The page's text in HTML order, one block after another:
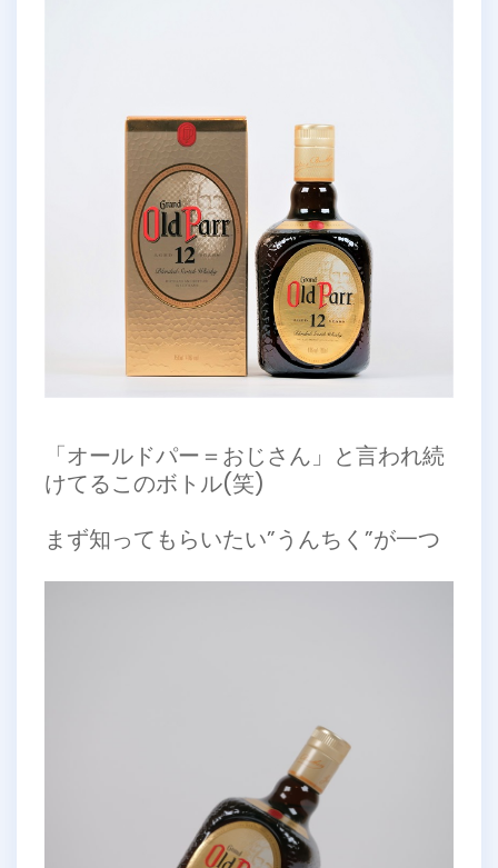
「オールドパー＝おじさん」と言われ続
けてるこのボトル(笑)
まず知ってもらいたい”うんちく”が一つ